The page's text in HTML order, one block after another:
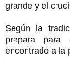
grande y el
Según la
prepara
encontrado a la